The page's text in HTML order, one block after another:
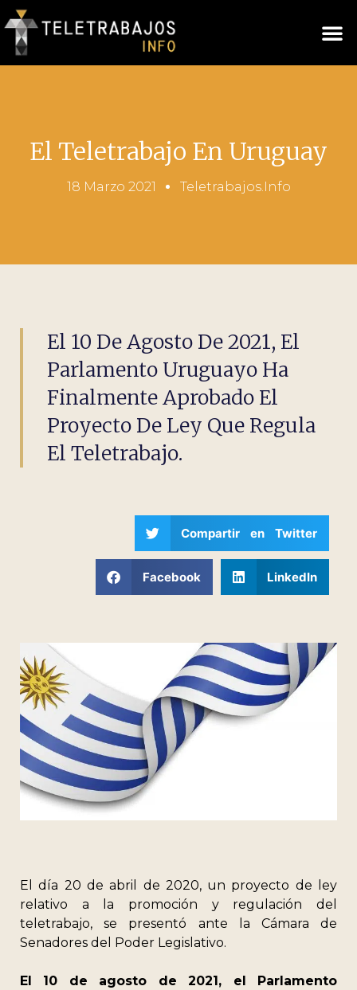
El Teletrabajo En Uruguay
18 Marzo 2021 Teletrabajos.info
El 10 De Agosto De 2021, El
Parlamento Uruguayo Ha
Finalmente Aprobado El
Proyecto De Ley Que Regula
El Teletrabajo.
Compartir en Twitter
Facebook LinkedIn
El día 20 de abril de 2020, un proyecto de ley
relativo a la promoción y regulación del
teletrabajo, se presentó ante la Cámara de
Senadores del Poder Legislativo.
El 10 de agosto de 2021, el Parlamento